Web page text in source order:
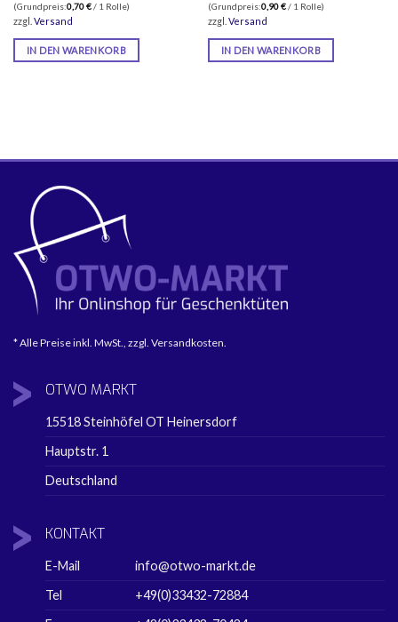
69,99 €.
(Grundpreis:0,70€/ 1 Rolle)
zzgl. Versand
IN DEN WARENKORB
(Grundpreis:0,90€/ 1 Rolle)
zzgl. Versand
IN DEN WARENKORB
* Alle Preise inkl. MwSt., zzgl. Versandkosten.
OTWO MARKT
15518 Steinhöfel OT Heinersdorf
Hauptstr. 1
Deutschland
KONTAKT
E-Mail
info@otwo-markt.de
Tel
+49(0)33432-72884